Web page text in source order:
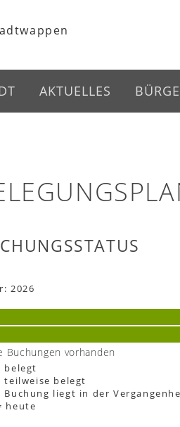
AKTUELLES
2026
Buchungen vorhanden
belegt
teilweise belegt
Buchung liegt in der
heute